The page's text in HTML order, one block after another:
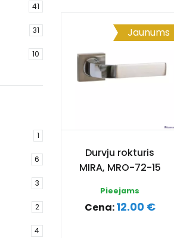
41
31
10
1
6
3
2
4
Jaunums
Durvju rokturis
MIRA, MRO-72-15
Pieejams
Cena:12.00 €